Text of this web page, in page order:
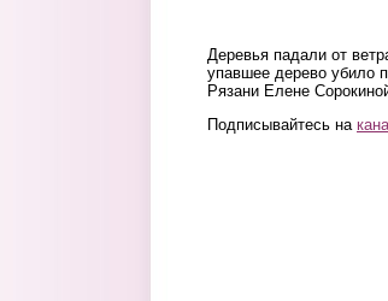
Деревья падали от
упавшее дерево убило
Рязани Елене
Подписывайтесь на